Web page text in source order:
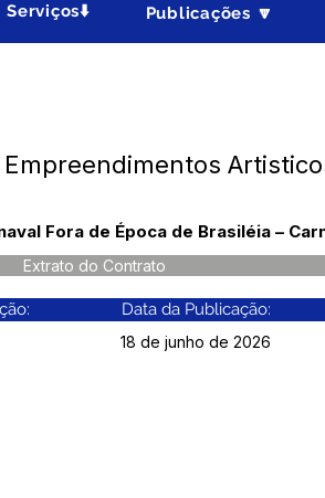
Serviços⬇️ Publicações 🔽
Fora de Época de Brasiléia –
Extrato do Contrato
Data da Publicação:
18 de junho de 2026